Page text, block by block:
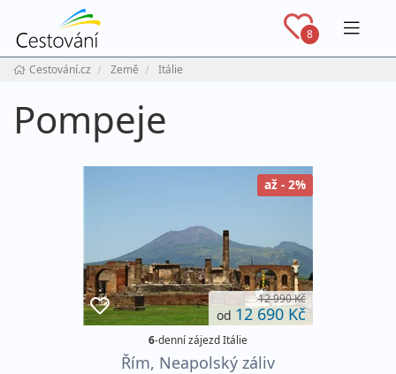
8
Cestování.cz Země Itálie
Pompeje
až - 2%
12 990 Kč
od 12 690 Kč
6-denní zájezd Itálie
Řím, Neapolský záliv